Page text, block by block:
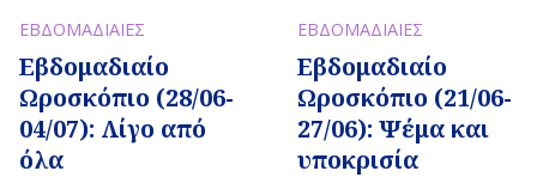
ΕΒΔΟΜΑΔΙΑΙΕΣ
Εβδομαδιαίo
Ωροσκόπιο (28/06-
04/07): Λίγο από
όλα
ΕΒΔΟΜΑΔΙΑΙΕΣ
Εβδομαδιαίo
Ωροσκόπιο (21/06-
27/06): Ψέμα και
υποκρισία